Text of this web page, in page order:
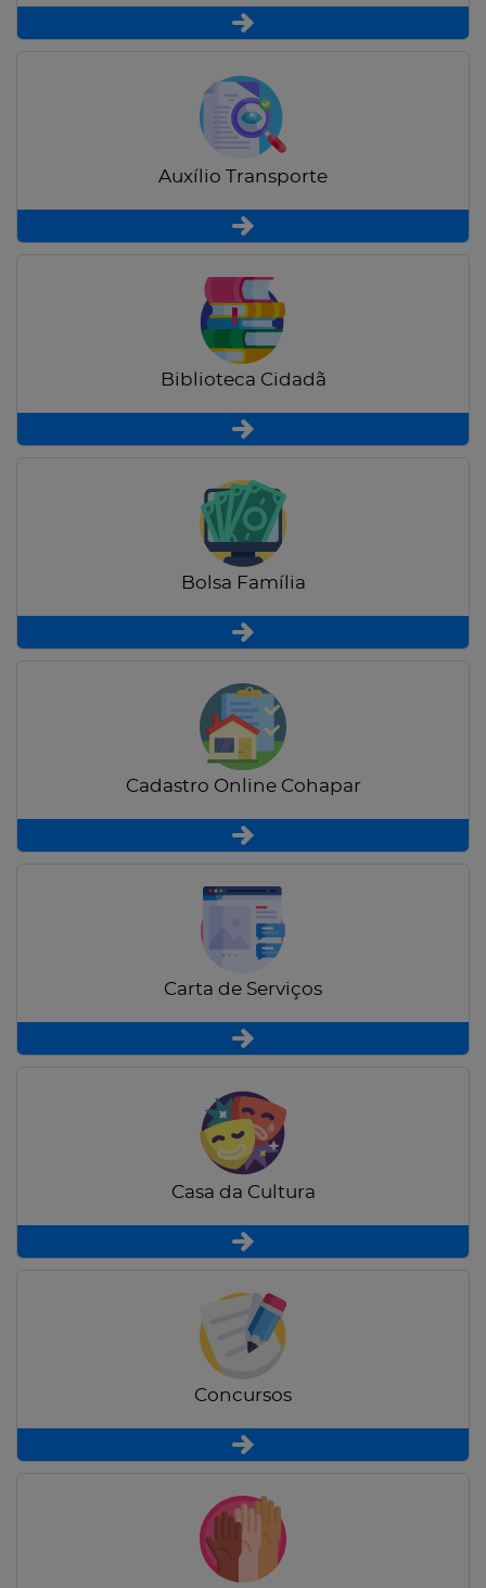
Auxílio Transporte
Biblioteca Cidadã
Bolsa Família
Cadastro Online Cohapar
Carta de Serviços
Casa da Cultura
Concursos